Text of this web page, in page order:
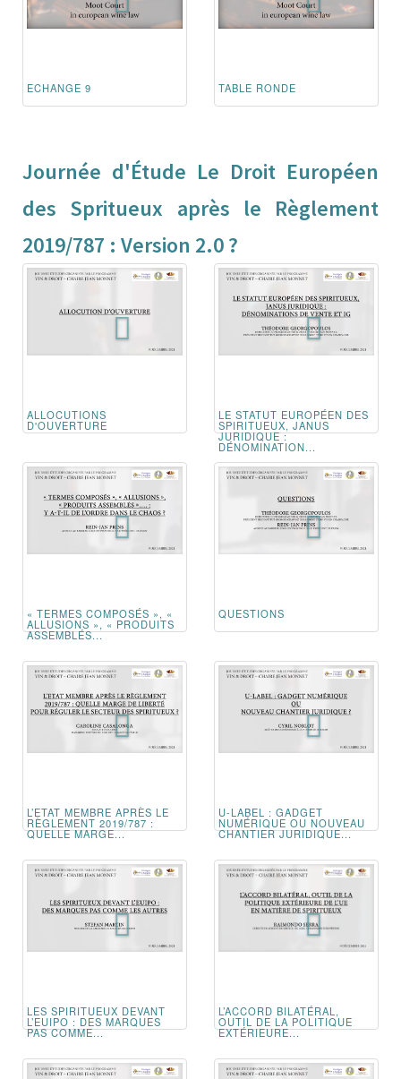
ECHANGE 9 TABLE RONDE
Journée d'Étude Le Droit Européen
des Spritueux après le Règlement
2019/787 : Version 2.0 ?
ALLOCUTIONS
D'OUVERTURE
LE STATUT EUROPÉEN DES
SPIRITUEUX, JANUS
JURIDIQUE :
DÉNOMINATION...
« TERMES COMPOSÉS », «
ALLUSIONS », « PRODUITS
ASSEMBLÉS...
QUESTIONS
L’ETAT MEMBRE APRÈS LE
RÈGLEMENT 2019/787 :
QUELLE MARGE...
U-LABEL : GADGET
NUMÉRIQUE OU NOUVEAU
CHANTIER JURIDIQUE...
LES SPIRITUEUX DEVANT
L’EUIPO : DES MARQUES
PAS COMME...
L’ACCORD BILATÉRAL,
OUTIL DE LA POLITIQUE
EXTÉRIEURE...